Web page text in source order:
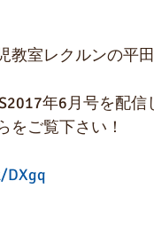
教室レクルンの平田
年6月号を配信
をご覧下さい！